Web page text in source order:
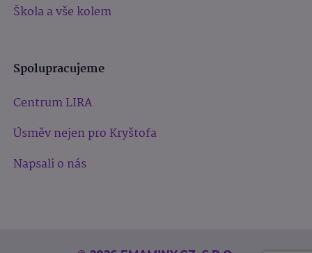
Škola a vše kolem
Spolupracujeme
Centrum LIRA
Úsměv nejen pro Kryštofa
Napsali o nás